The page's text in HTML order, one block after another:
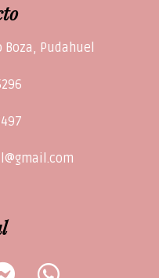
Boza, Pudahuel